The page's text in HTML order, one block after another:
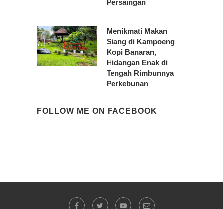
Persaingan
Menikmati Makan
Siang di Kampoeng
Kopi Banaran,
Hidangan Enak di
Tengah Rimbunnya
Perkebunan
FOLLOW ME ON FACEBOOK